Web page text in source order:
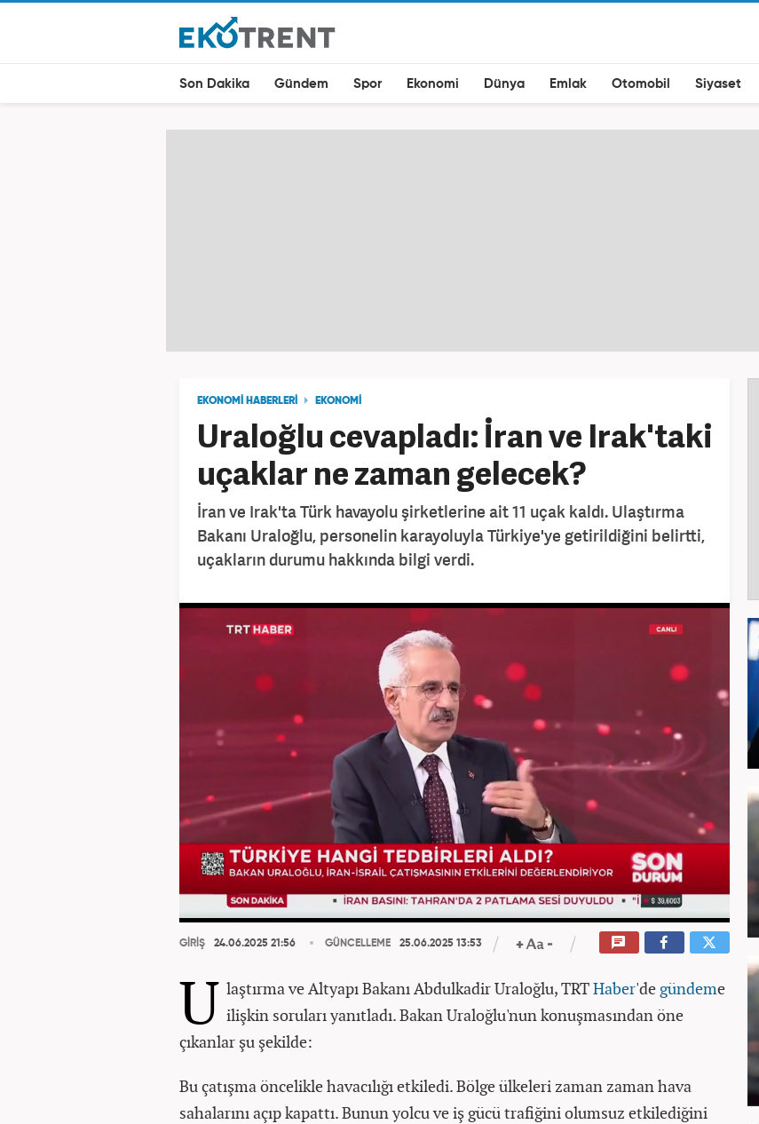
Son Dakika Gündem Spor Ekonomi Dünya Emlak Otomobil Siyaset
EKONOMİ HABERLERİ EKONOMİ
Uraloğlu cevapladı: İran ve Irak'taki
uçaklar ne zaman gelecek?
İran ve Irak'ta Türk havayolu şirketlerine ait 11 uçak kaldı. Ulaştırma
Bakanı Uraloğlu, personelin karayoluyla Türkiye'ye getirildiğini belirtti,
uçakların durumu hakkında bilgi verdi.
GİRİŞ 24.06.2025 21:56 GÜNCELLEME 25.06.2025 13:53
U laştırma ve Altyapı Bakanı Abdulkadir Uraloğlu, TRTHaber'de gündeme
ilişkin soruları yanıtladı. Bakan Uraloğlu'nun konuşmasından öne
çıkanlar şu şekilde:
Bu çatışma öncelikle havacılığı etkiledi. Bölge ülkeleri zaman zaman hava
sahalarını açıp kapattı. Bunun yolcu ve iş gücü trafiğini olumsuz etkilediğini